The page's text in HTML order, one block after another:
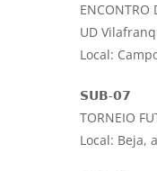
ENCONTRO
UD
Local:
𝗦𝗨𝗕-𝟬𝟳
TORNEIO
Local: Beja,